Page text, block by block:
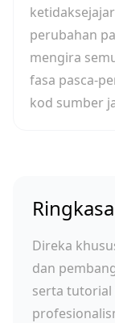
perubahan
mengira
fasa pasca-
kod sumber
Direka
dan
serta tutorial